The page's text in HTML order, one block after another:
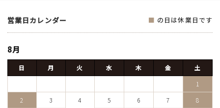
営業日カレンダー ■ の日は休業日です
8月
日 月 火 水 木 金
土
1
2
3 4 5 6 7
8